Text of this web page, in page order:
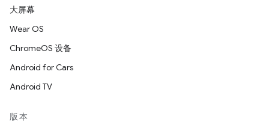
大屏幕
Wear OS
ChromeOS 设备
Android for Cars
Android TV
版本